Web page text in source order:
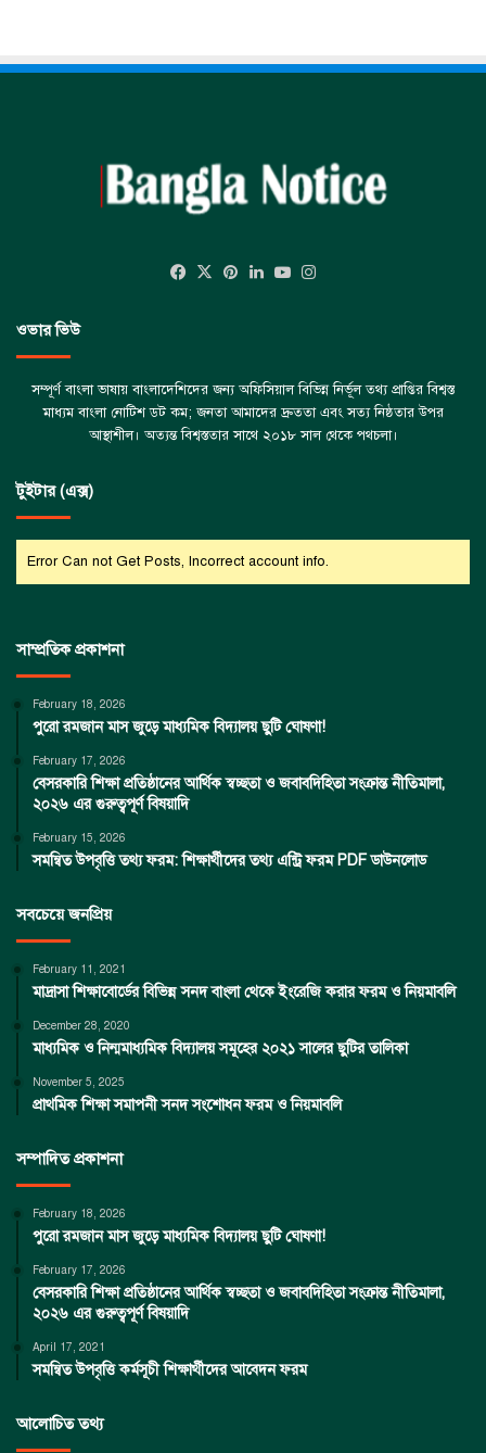
Facebook
X Pinterest
LinkedInYouTube
ওভার ভিউ
সম্পূর্ণ বাংলা ভাষায় বাংলাদেশিদের জন্য অফিসিয়াল বিভিন্ন নির্ভূল তথ্য প্রাপ্তির বিশ্বস্ত
মাধ্যম বাংলা নোটিশ ডট কম; জনতা আমাদের দ্রুততা এবং সত্য নিষ্ঠতার উপর
আস্থাশীল। অত্যন্ত বিশ্বস্ততার সাথে ২০১৮ সাল থেকে পথচলা।
টুইটার (এক্স)
Error Can not Get Posts, Incorrect account info.
সাম্প্রতিক প্রকাশনা
February 18, 2026
পুরো রমজান মাস জুড়ে মাধ্যমিক বিদ্যালয় ছুটি ঘোষণা!
February 17, 2026
বেসরকারি শিক্ষা প্রতিষ্ঠানের আর্থিক স্বচ্ছতা ও জবাবদিহিতা সংক্রান্ত নীতিমালা,
২০২৬ এর গুরুত্বপূর্ণ বিষয়াদি
February 15, 2026
সমন্বিত উপবৃত্তি তথ্য ফরম: শিক্ষার্থীদের তথ্য এন্ট্রি ফরম PDF ডাউনলোড
সবচেয়ে জনপ্রিয়
February 11, 2021
মাদ্রাসা শিক্ষাবোর্ডের বিভিন্ন সনদ বাংলা থেকে ইংরেজি করার ফরম ও নিয়মাবলি
December 28, 2020
মাধ্যমিক ও নিন্মমাধ্যমিক বিদ্যালয় সমূহের ২০২১ সালের ছুটির তালিকা
November 5, 2025
প্রাথমিক শিক্ষা সমাপনী সনদ সংশোধন ফরম ও নিয়মাবলি
সম্পাদিত প্রকাশনা
February 18, 2026
পুরো রমজান মাস জুড়ে মাধ্যমিক বিদ্যালয় ছুটি ঘোষণা!
February 17, 2026
বেসরকারি শিক্ষা প্রতিষ্ঠানের আর্থিক স্বচ্ছতা ও জবাবদিহিতা সংক্রান্ত নীতিমালা,
২০২৬ এর গুরুত্বপূর্ণ বিষয়াদি
April 17, 2021
সমন্বিত উপবৃত্তি কর্মসূচী শিক্ষার্থীদের আবেদন ফরম
আলোচিত তথ্য